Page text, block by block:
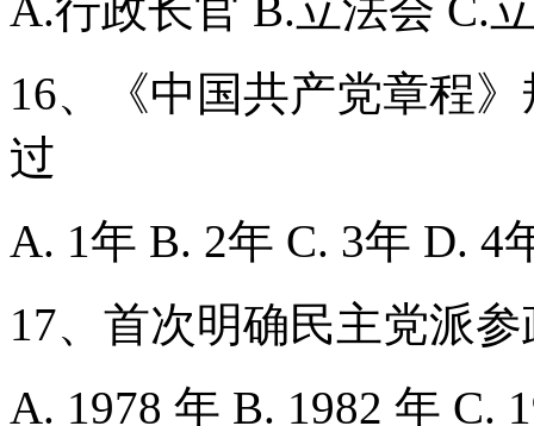
16、《中国共产党章程
过
A. 1年 B. 2年 C. 3年 D. 4
17、首次明确民主党派
A. 1978 年 B. 1982 年 C.